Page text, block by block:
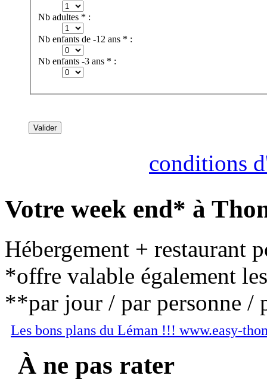
Nb adultes * :
Nb enfants de -12 ans * :
Nb enfants -3 ans * :
conditions
Votre week end* à
Hébergement + restaurant
*offre valable également
**par jour / par personne /
Les bons plans du Léman !!! www.easy-
À ne pas rater